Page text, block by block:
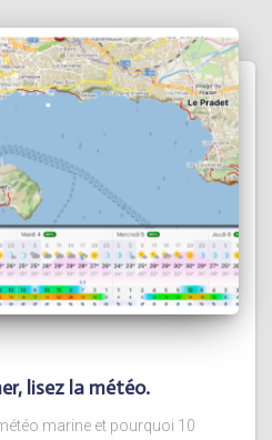
lisez la météo.
marine et pourquoi 10